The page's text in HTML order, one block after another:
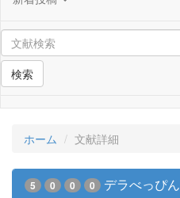
検索
ホーム 文献詳細
5 0 0 0 デラべっぴん